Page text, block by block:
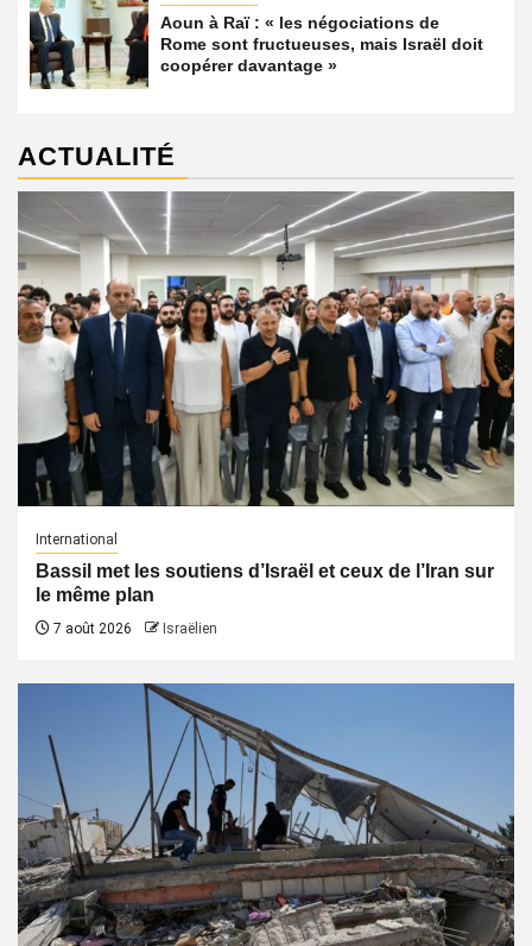
Aoun à Raï : « les négociations de
Rome sont fructueuses, mais Israël doit
coopérer davantage »
ACTUALITÉ
International
Bassil met les soutiens d’Israël et ceux de l’Iran sur
le même plan
7 août 2026 Israëlien